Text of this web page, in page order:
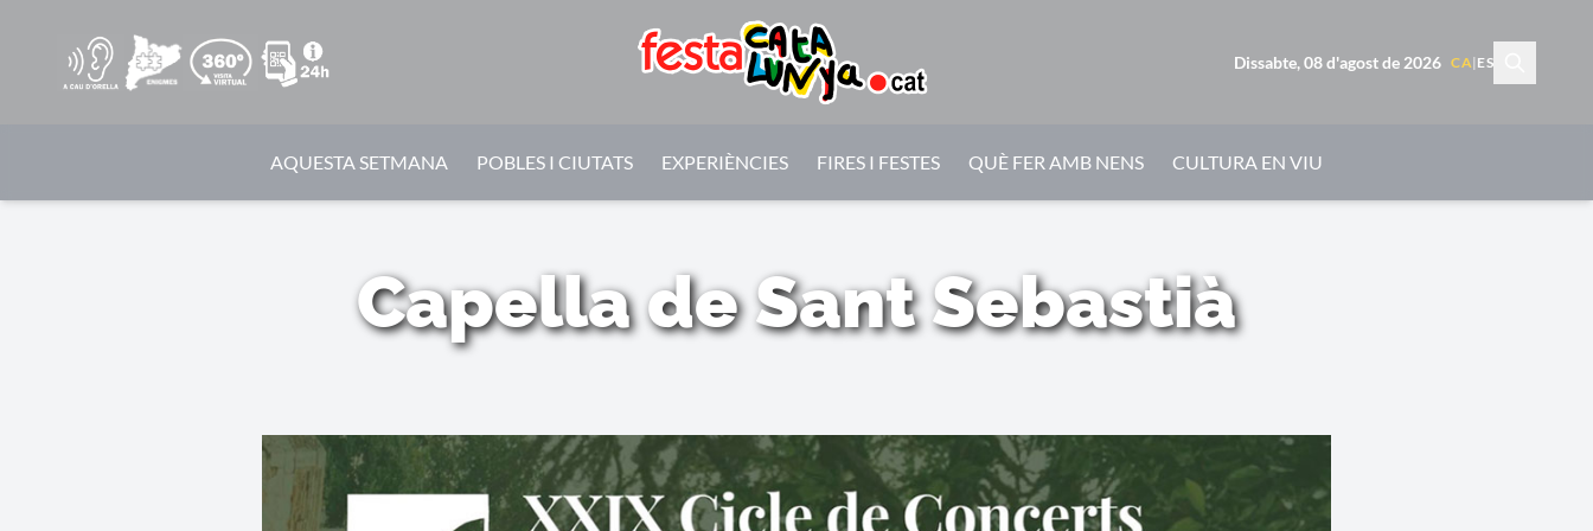
Dissabte, 08 d'agost de 2026 CA| ES
AQUESTA SETMANA POBLES I CIUTATS EXPERIÈNCIES FIRES I FESTES QUÈ FER AMB NENS CULTURA EN VIU
Capella de Sant Sebastià